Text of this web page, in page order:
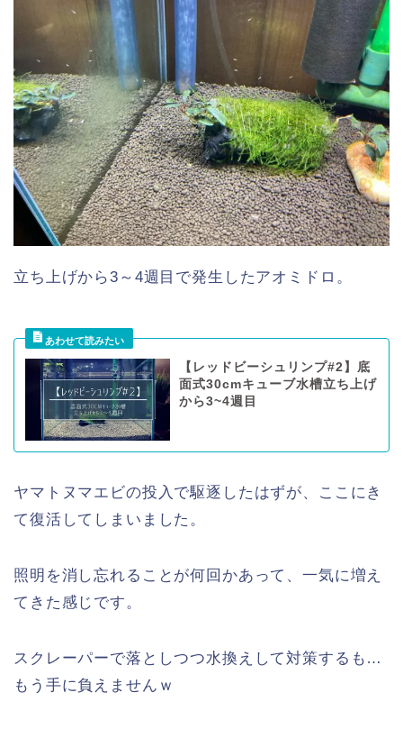
立ち上げから3～4週目で発生したアオミドロ。
【レッドビーシュリンプ#2】底
面式30cmキューブ水槽立ち上げ
から3~4週目
ヤマトヌマエビの投入で駆逐したはずが、ここにき
て復活してしまいました。
照明を消し忘れることが何回かあって、一気に増え
てきた感じです。
スクレーパーで落としつつ水換えして対策するも…
もう手に負えませんｗ